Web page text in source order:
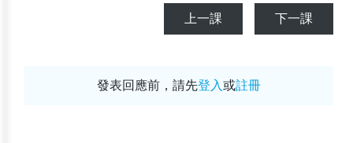
上一課 下一課
發表回應前，請先登入或註冊